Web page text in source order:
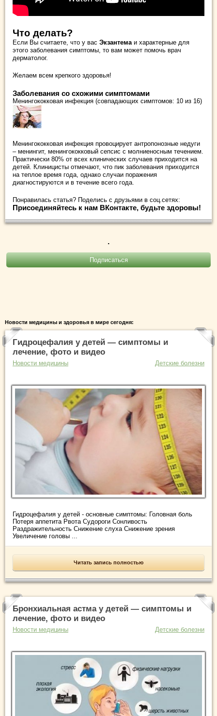
Что делать?
Если Вы считаете, что у вас Экзантемаи характерные для
этого заболевания симптомы, то вам может помочь врач
дерматолог.
Желаем всем крепкого здоровья!
Заболевания со схожими симптомами
Менингококковая инфекция (совпадающих симптомов: 10 из 16)
Менингококковая инфекция провоцирует антропонозные недуги
– менингит, менингококковый сепсис с молниеносным течением.
Практически 80% от всех клинических случаев приходится на
детей. Клиницисты отмечают, что пик заболевания приходится
на теплое время года, однако случаи поражения
диагностируются и в течение всего года.
Понравилась статья? Поделись с друзьями в соц.сетях:
Присоединяйтесь к нам ВКонтакте, будьте здоровы!
.
Новости медицины и здоровья в мире сегодня:
Гидроцефалия у детей — симптомы и
лечение, фото и видео
Новости медицины Детские болезни
Гидроцефалия у детей - основные симптомы: Головная боль
Потеря аппетита Рвота Судороги Сонливость
Раздражительность Снижение слуха Снижение зрения
Увеличение головы ...
Читать запись полностью
Бронхиальная астма у детей — симптомы и
лечение, фото и видео
Новости медицины Детские болезни